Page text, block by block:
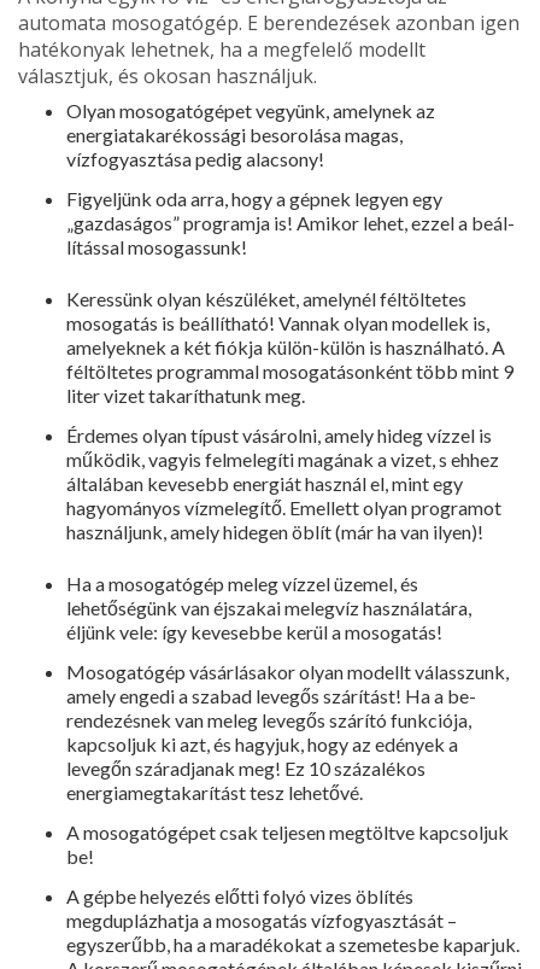
automata moso­gatógép. E berendezések azonban igen
hatékonyak lehetnek, ha a megfelelő modellt
választjuk, és okosan használjuk.
Olyan mosogatógépet vegyünk, amelynek az
energiatakarékossági besorolása magas,
vízfogyasztása pedig alacsony!
Figyeljünk oda arra, hogy a gép­nek legyen egy
„gazdaságos” prog­ramja is! Amikor lehet, ezzel a beál­
lítással mosogassunk!
Keressünk olyan készüléket, amelynél féltöltetes
mosogatás is beállítható! Vannak olyan modellek is,
amelyeknek a két fiókja külön-külön is használható. A
féltöltetes programmal mosogatásonként több mint 9
liter vizet takaríthatunk meg.
Érdemes olyan típust vásárolni, amely hideg vízzel is
működik, vagyis felmelegíti magának a vizet, s ehhez
általában kevesebb energiát használ el, mint egy
hagyományos vízmelegí­tő. Emellett olyan programot
hasz­náljunk, amely hidegen öblít (már ha van ilyen)!
Ha a mosogatógép meleg vízzel üzemel, és
lehetőségünk van éjsza­kai melegvíz használatára,
éljünk ve­le: így kevesebbe kerül a mosogatás!
Mosogatógép vásárlásakor olyan modellt válasszunk,
amely engedi a szabad levegős szárítást! Ha a be­
rendezésnek van meleg levegős szá­rító funkciója,
kapcsoljuk ki azt, és hagyjuk, hogy az edények a
levegőn száradjanak meg! Ez 10 százalékos
energiamegtakarítást tesz lehetővé.
A mosogatógépet csak teljesen megtöltve kapcsoljuk
be!
A gépbe helyezés előtti folyó vi­zes öblítés
megduplázhatja a moso­gatás vízfogyasztását –
egyszerűbb, ha a maradékokat a szemetesbe ka­parjuk.